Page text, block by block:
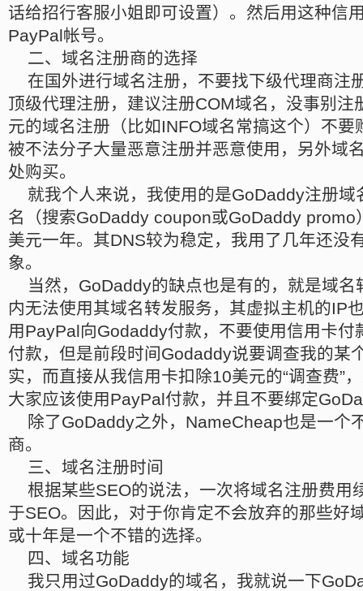
话给招行客服小姐即可设置）。然后用这种信
PayPal帐号。
二、域名注册商的选择
在国外进行域名注册，不要找下级代理商注
顶级代理注册，建议注册COM域名，没事别注
元的域名注册（比如INFO域名常搞这个）不要
被不法分子大量恶意注册并恶意使用，另外域
处购买。
就我个人来说，我使用的是GoDaddy注册域
名（搜索GoDaddy coupon或GoDaddy promo
美元一年。其DNS较为稳定，我用了几年还没
象。
当然，GoDaddy的缺点也是有的，就是域名
内无法使用其域名转发服务，其虚拟主机的IP
用PayPal向Godaddy付款，不要使用信用卡付
付款，但是前段时间Godaddy说要调查我的某
实，而直接从我信用卡扣除10美元的“调查费”
大家应该使用PayPal付款，并且不要绑定
除了GoDaddy之外，NameCheap也是一个
商。
三、域名注册时间
根据某些SEO的说法，一次将域名注册费用
于SEO。因此，对于你肯定不会放弃的那些好
或十年是一个不错的选择。
四、域名功能
我只用过GoDaddy的域名，我就说一下